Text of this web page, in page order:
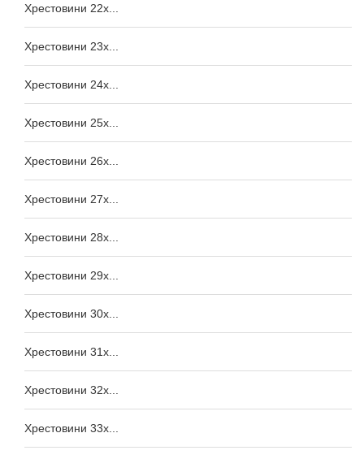
Хрестовини 22x...
Хрестовини 23x...
Хрестовини 24x...
Хрестовини 25x...
Хрестовини 26x...
Хрестовини 27x...
Хрестовини 28x...
Хрестовини 29x...
Хрестовини 30x...
Хрестовини 31x...
Хрестовини 32x...
Хрестовини 33x...